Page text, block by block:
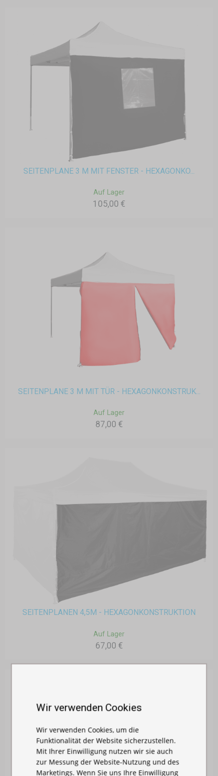
SEITENPLANE 3 M MIT FENSTER - HEXAGONKO...
Auf Lager
105,00 €
SEITENPLANE 3 M MIT TÜR - HEXAGONKONSTRUK...
Auf Lager
87,00 €
SEITENPLANEN 4,5M - HEXAGONKONSTRUKTION
Auf Lager
67,00 €
Wir verwenden Cookies
Wir verwenden Cookies, um die
Funktionalität der Website sicherzustellen.
Mit Ihrer Einwilligung nutzen wir sie auch
zur Messung der Website-Nutzung und des
Marketings. Wenn Sie uns Ihre Einwilligung